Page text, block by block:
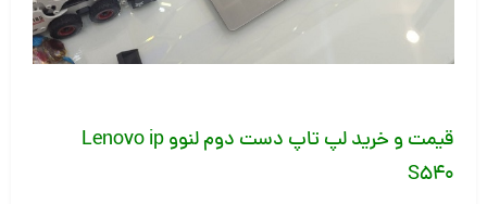
قیمت و خرید لپ تاپ دست دوم لنوو Lenovo ip
S540